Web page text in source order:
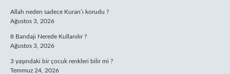
Allah neden sadece Kuran’ı korudu ?
Ağustos 3, 2026
8 Bandajı Nerede Kullanılır ?
Ağustos 3, 2026
3 yaşındaki bir çocuk renkleri bilir mi ?
Temmuz 24, 2026